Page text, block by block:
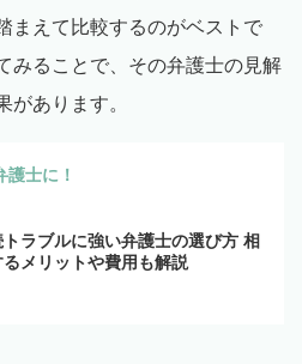
まえて比較するのがベストで
みることで、その弁護士の見解
があります。
士に！
トラブルに強い弁護士の選び方 相
るメリットや費用も解説